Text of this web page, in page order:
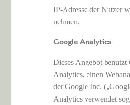
IP-Adresse der Nutzer
nehmen.
Google Analytics
Dieses Angebot benutzt
Analytics, einen
der Google Inc.
Analytics verwendet